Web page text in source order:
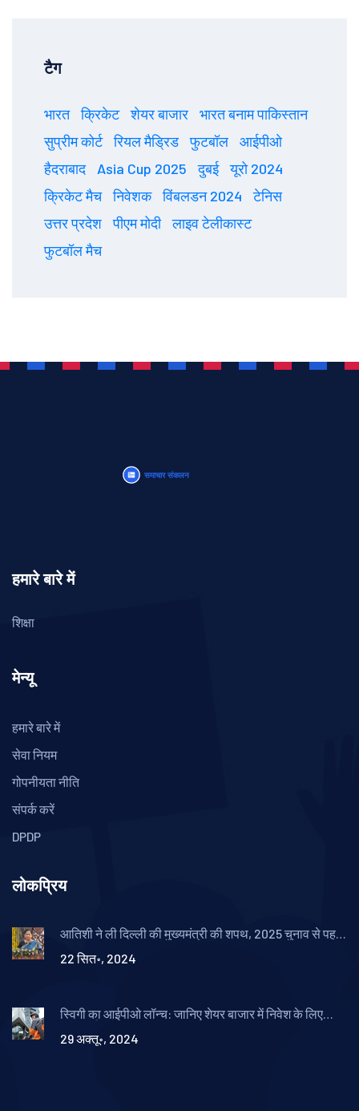
टैग
भारत क्रिकेट शेयर बाजार
भारत बनाम पाकिस्तान
सुप्रीम कोर्ट
रियल मैड्रिड फुटबॉल
आईपीओ
हैदराबाद
Asia Cup 2025 दुबई
यूरो 2024
क्रिकेट मैच
निवेशक विंबलडन 2024
टेनिस
उत्तर प्रदेश
पीएम मोदी
लाइव टेलीकास्ट
फुटबॉल मैच
हमारे बारे में
शिक्षा
मेन्यू
हमारे बारे में
सेवा नियम
गोपनीयता नीति
संपर्क करें
DPDP
लोकप्रिय
आतिशी ने ली दिल्ली की मुख्यमंत्री की शपथ, 2025 चुनाव से पहले
22 सित॰, 2024
स्विगी का आईपीओ लॉन्च: जानिए शेयर बाजार में निवेश के लिए
29 अक्तू॰, 2024